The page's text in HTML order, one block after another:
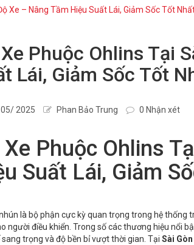
Xe – Nâng Tầm Hiệu Suất Lái, Giảm Sốc Tốt
Phuộc Ohlins Tại
Lái, Giảm Sốc Tốt
2025 Phan Bảo Trung 0 Nhận xét
Phuộc Ohlins
Suất Lái, Giảm
là bộ phận cực kỳ quan trọng trong hệ thống
người điều khiển. Trong số các thương hiệu nổi
sang trọng và độ bền bỉ vượt thời gian. Tại Sài